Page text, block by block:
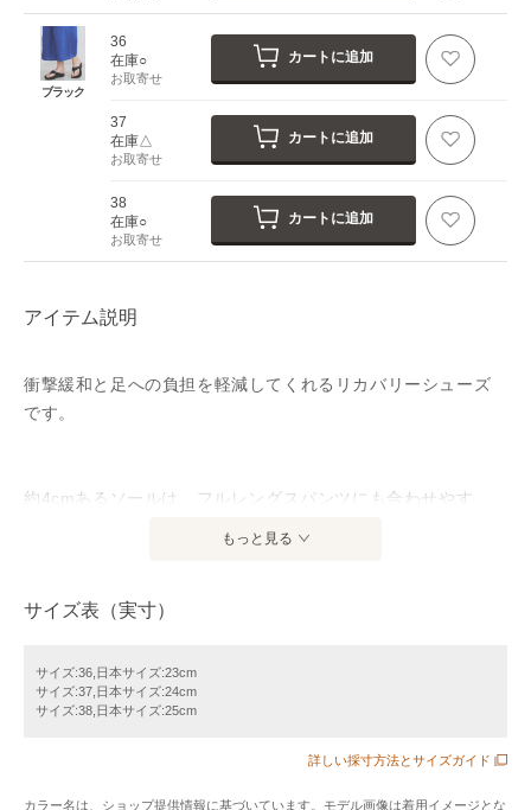
ブラック
36
在庫○
お取寄せ
カートに追加
37
在庫△
お取寄せ
カートに追加
38
在庫○
お取寄せ
カートに追加
アイテム説明
衝撃緩和と足への負担を軽減してくれるリカバリーシューズ
です。
約4cmあるソールは、フルレングスパンツにも合わせやす
落ち着いたカラー3色をご用意しました。
シンプルなデザインでコーディネートに合わせやすい、
シーズンスタイルの足元のワードローブにおすすめのアイテ
もっと見る
サイズ表（実寸）
サイズ:36,日本サイズ:23cm
サイズ:37,日本サイズ:24cm
サイズ:38,日本サイズ:25cm
詳しい採寸方法とサイズガイド
カラー名は、ショップ提供情報に基づいています。モデル画像は着用イメージとな